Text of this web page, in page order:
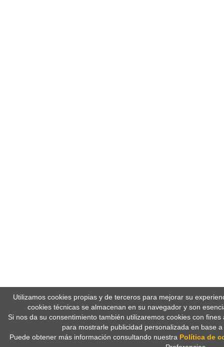
Utilizamos cookies propias y de terceros para mejorar su
cookies técnicas se almacenan en su navegador y son
Si nos da su consentimiento también utilizaremos cookies con
para mostrarle publicidad personalizada en base
Puede obtener más información consultando nuestra Política de